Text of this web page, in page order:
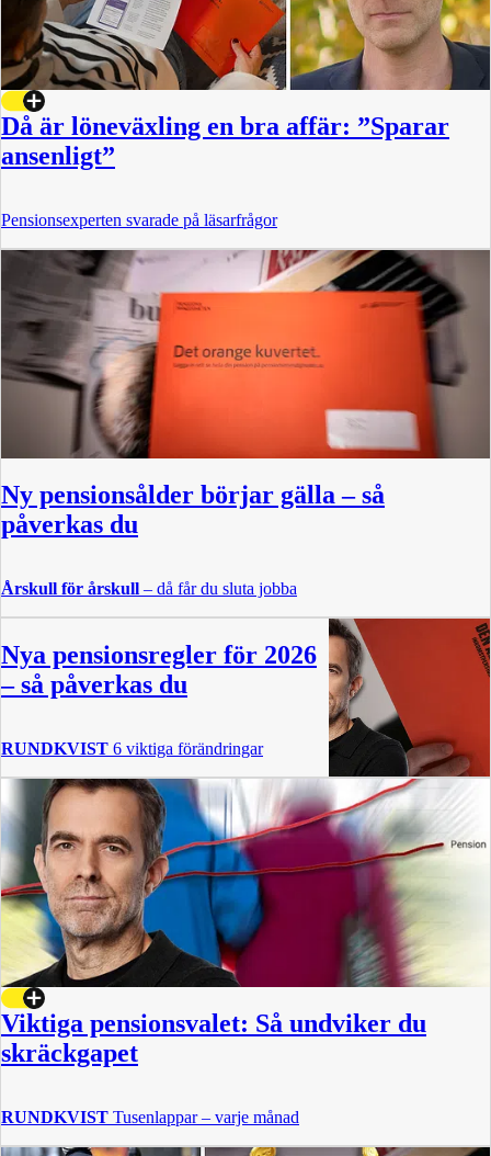
Då är löneväxling en bra affär: ”Sparar
ansenligt”
Pensionsexperten svarade på läsarfrågor
Ny pensionsålder börjar gälla – så
påverkas du
Årskull för årskull – då får du sluta jobba
Nya pensionsregler för 2026
– så påverkas du
RUNDKVIST 6 viktiga förändringar
Viktiga pensionsvalet: Så undviker du
skräckgapet
RUNDKVIST Tusenlappar – varje månad